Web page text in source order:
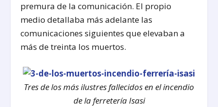
premura de la comunicación. El propio
medio detallaba más adelante las
comunicaciones siguientes que elevaban a
más de treinta los muertos.
Tres de los más ilustres fallecidos en el incendio
de la ferretería Isasi